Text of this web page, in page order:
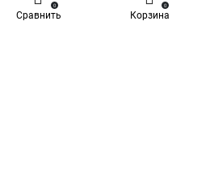
Сравнить
0
Корзина
0